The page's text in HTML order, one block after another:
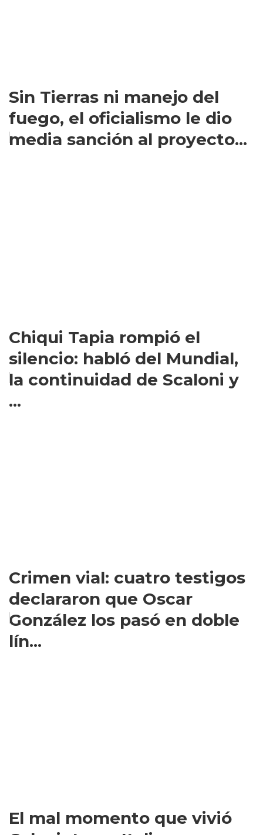
Sin Tierras ni manejo del
fuego, el oficialismo le dio
media sanción al proyecto...
Chiqui Tapia rompió el
silencio: habló del Mundial,
la continuidad de Scaloni y
...
Crimen vial: cuatro testigos
declararon que Oscar
González los pasó en doble
lín...
El mal momento que vivió